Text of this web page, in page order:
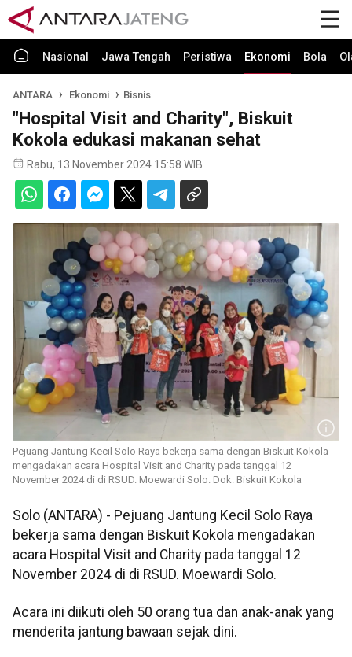
Nasional Jawa Tengah Peristiwa Ekonomi Bola
ANTARA Ekonomi Bisnis
"Hospital Visit and Charity", Biskuit
Kokola edukasi makanan sehat
Rabu, 13 November 2024 15:58 WIB
Pejuang Jantung Kecil Solo Raya bekerja sama dengan Biskuit Kokola
mengadakan acara Hospital Visit and Charity pada tanggal 12
November 2024 di di RSUD. Moewardi Solo. Dok. Biskuit Kokola
Solo (ANTARA) - Pejuang Jantung Kecil Solo Raya
bekerja sama dengan Biskuit Kokola mengadakan
acara Hospital Visit and Charity pada tanggal 12
November 2024 di di RSUD. Moewardi Solo.
Acara ini diikuti oleh 50 orang tua dan anak-anak yang
menderita jantung bawaan sejak dini.